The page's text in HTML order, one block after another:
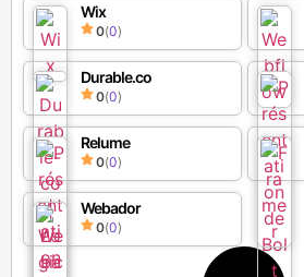
Wix
0(0)
Durable.co
0(0)
Relume
0(0)
Webador
0(0)